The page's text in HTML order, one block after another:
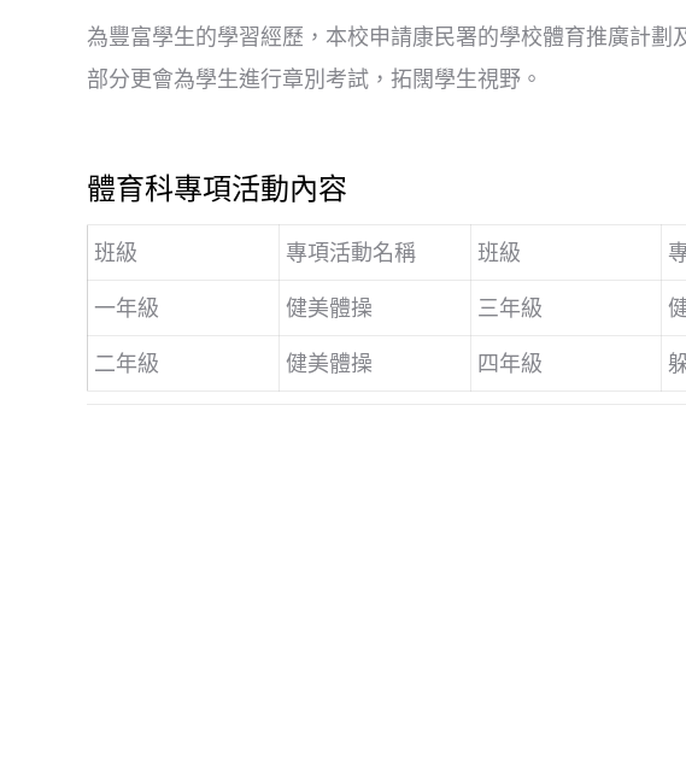
為豐富學生的學習經歷，本校申請康民署的學校體育推廣計劃
部分更會為學生進行章別考試，拓闊學生視野。
體育科專項活動內容
班級 專項活動名稱 班級
一年級
健美體操 三年級
二年級
健美體操 四年級